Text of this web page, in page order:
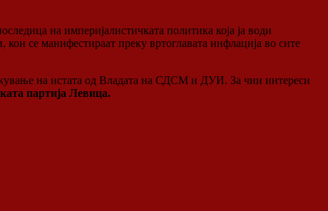
на империјалистичката политика која ја води
се манифестираат преку вртоглавата инфлација во сите
на истата од Владата на СДСМ и ДУИ. За чии интереси
партија Левица.